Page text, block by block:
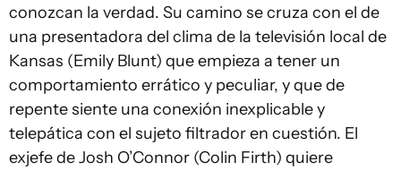
conozcan la verdad. Su camino se cruza con el de
una presentadora del clima de la televisión local de
Kansas (Emily Blunt) que empieza a tener un
comportamiento errático y peculiar, y que de
repente siente una conexión inexplicable y
telepática con el sujeto filtrador en cuestión. El
exjefe de Josh O’Connor (Colin Firth) quiere